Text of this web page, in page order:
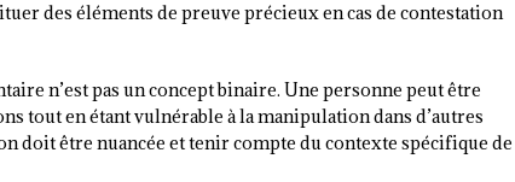
des éléments de preuve précieux en cas de contestation
n’est pas un concept binaire. Une personne peut être
tout en étant vulnérable à la manipulation dans d’autres
doit être nuancée et tenir compte du contexte spécifique de